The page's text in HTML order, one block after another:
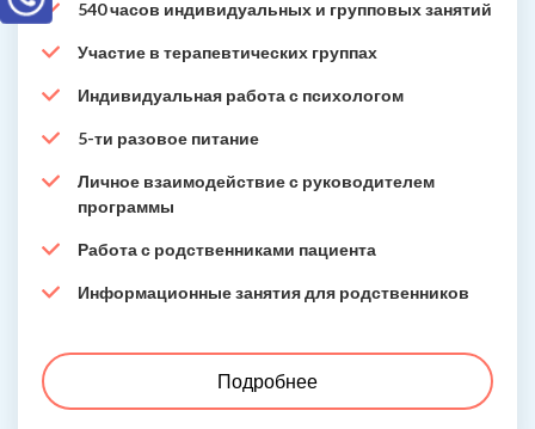
540 часов индивидуальных и групповых занятий
Участие в терапевтических группах
Индивидуальная работа с психологом
5-ти разовое питание
Личное взаимодействие с руководителем
программы
Работа с родственниками пациента
Информационные занятия для родственников
Подробнее